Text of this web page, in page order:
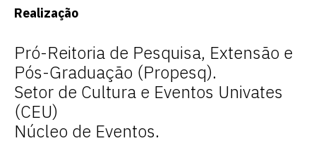
Realização
Pró-Reitoria de Pesquisa, Extensão e
Pós-Graduação (Propesq).
Setor de Cultura e Eventos Univates
(CEU)
Núcleo de Eventos.